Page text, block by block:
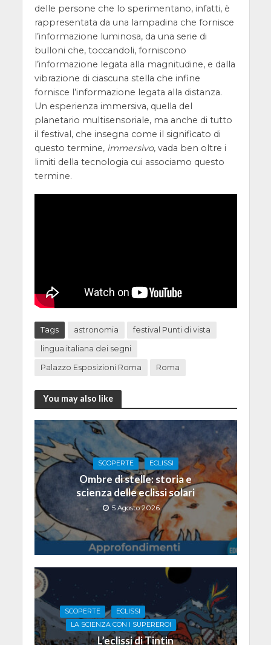
delle persone che lo sperimentano, infatti, è
rappresentata da una lampadina che fornisce
l’informazione luminosa, da una serie di
bulloni che, toccandoli, forniscono
l’informazione legata alla magnitudine, e dalla
vibrazione di ciascuna stella che infine
fornisce l’informazione legata alla distanza.
Un esperienza immersiva, quella del
planetario multisensoriale, ma anche di tutto
il festival, che insegna come il significato di
questo termine, immersivo, vada ben oltre i
limiti della tecnologia cui associamo questo
termine.
Tags astronomia festival Punti di vista
lingua italiana dei segni
Palazzo Esposizioni Roma Roma
You may also like
SCOPERTE ECLISSI
Ombre di stelle: storia e
scienza delle eclissi solari
5 Agosto 2026
SCOPERTE
ECLISSI
LA SCIENZA CON I SUPEREROI
L’eclissi di Tintin